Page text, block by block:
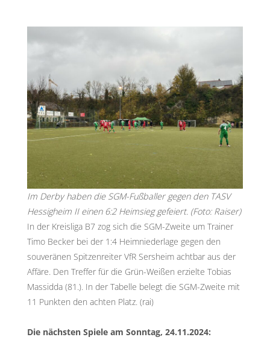
Im Derby haben die SGM-Fußballer gegen den TASV
Hessigheim II einen 6:2 Heimsieg gefeiert. (Foto: Raiser)
In der Kreisliga B7 zog sich die SGM-Zweite um Trainer
Timo Becker bei der 1:4 Heimniederlage gegen den
souveränen Spitzenreiter VfR Sersheim achtbar aus der
Affäre. Den Treffer für die Grün-Weißen erzielte Tobias
Massidda (81.). In der Tabelle belegt die SGM-Zweite mit
11 Punkten den achten Platz. (rai)
Die nächsten Spiele am Sonntag, 24.11.2024: